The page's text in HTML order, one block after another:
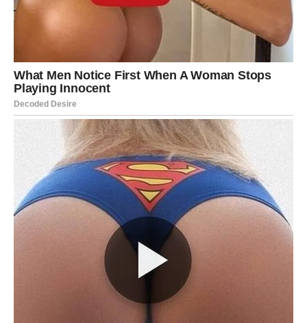
Duša konačno pronalazi ono što
je dugo tražila
Na poslovnom planu dolazi mnogo stabilniji i sigurniji
period.
Veliki horoskop do kraja 2026. godine donosi ogromne
promjene svim znakovima Zodijaka, ali posebno će
blistati Rakovi, Lavovi i Vodolije kojima zvijezde šalju
ljubav, uspjeh i događaje nakon kojih njihov život više
neće biti isti.
Ovo je period tokom kojeg univerzum pokazuje da
najveće promjene dolaze onda kada skoro prestanemo
vjerovati da su moguće.